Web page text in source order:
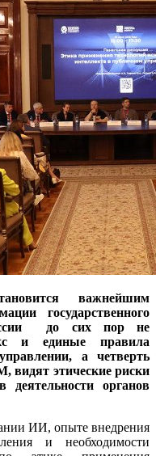
важнейшим
государственного
до сих пор не
и единые правила
а четверть
видят этические риски
деятельности органов
ИИ, опыте внедрения
и необходимости